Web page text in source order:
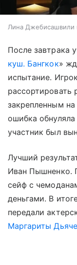
Лина
После завтрака
куш. Бангкок»
испытание.
рассортировать
закрепленным
ошибка обнуляла
участник был
Лучший
Иван Пышненко.
сейф с
деньгами. В
передали
Маргариты